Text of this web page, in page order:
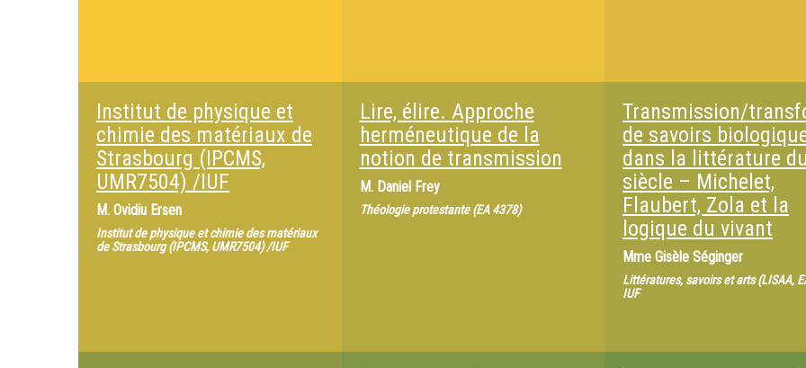
Institut de physique et
chimie des matériaux de
Strasbourg (IPCMS,
UMR7504) /IUF
M. Ovidiu Ersen
Institut de physique et chimie des matériaux
de Strasbourg (IPCMS, UMR7504) /IUF
Lire, élire. Approche
herméneutique de la
notion de transmission
M. Daniel Frey
Théologie protestante (EA 4378)
Transmission/
de savoirs
dans la littérature
siècle – Michelet,
Flaubert, Zola et la
logique du vivant
Mme Gisèle Séginger
Littératures, savoirs et arts (LISAA,
IUF